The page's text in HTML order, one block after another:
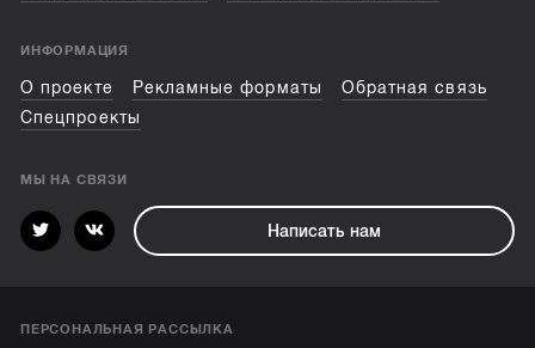
ИНФОРМАЦИЯ
О проекте Рекламные форматы
Обратная связь
Спецпроекты
МЫ НА СВЯЗИ
Написать нам
ПЕРСОНАЛЬНАЯ РАССЫЛКА